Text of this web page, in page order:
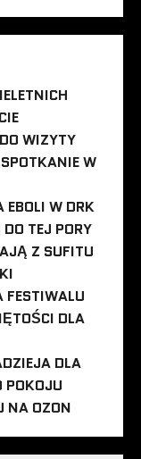
WIZYTY
W
EBOLI W DRK
TEJ PORY
Z SUFITU
FESTIWALU
DLA
DLA
POKOJU
NA OZON